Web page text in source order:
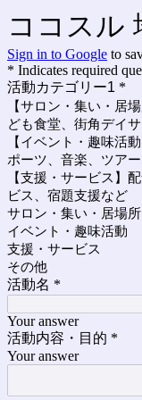
ココスル
Sign in to Google to
* Indicates required
活動カテゴリー1 *
【サロン・集い・居
ども食堂、街角デイ
【イベント・趣味活
ポーツ、音楽、ツア
【支援・サービス】
ビス、宿題支援など
サロン・集い・居場所
イベント・趣味活動
支援・サービス
その他
活動名 *
Your answer
活動内容・目的 *
Your answer